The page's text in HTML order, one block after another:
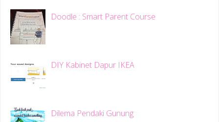
Doodle : Smart Parent Course
DIY Kabinet Dapur IKEA
Dilema Pendaki Gunung